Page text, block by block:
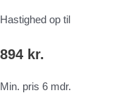
Hastighed op til
894 kr.
Min. pris 6 mdr.